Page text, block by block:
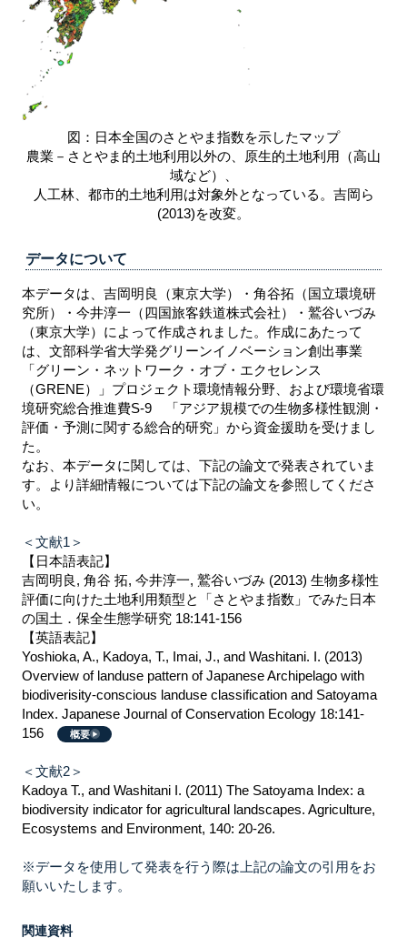
図：日本全国のさとやま指数を示したマップ
農業－さとやま的土地利用以外の、原生的土地利用（高山
域など）、
人工林、都市的土地利用は対象外となっている。吉岡ら
(2013)を改変。
データについて
本データは、吉岡明良（東京大学）・角谷拓（国立環境研
究所）・今井淳一（四国旅客鉄道株式会社）・鷲谷いづみ
（東京大学）によって作成されました。作成にあたって
は、文部科学省大学発グリーンイノベーション創出事業
「グリーン・ネットワーク・オブ・エクセレンス
（GRENE）」プロジェクト環境情報分野、および環境省環
境研究総合推進費S-9 「アジア規模での生物多様性観測・
評価・予測に関する総合的研究」から資金援助を受けまし
た。
なお、本データに関しては、下記の論文で発表されていま
す。より詳細情報については下記の論文を参照してくださ
い。
＜文献1＞
【日本語表記】
吉岡明良, 角谷 拓, 今井淳一, 鷲谷いづみ (2013) 生物多様性
評価に向けた土地利用類型と「さとやま指数」でみた日本
の国土．保全生態学研究 18:141-156
【英語表記】
Yoshioka, A., Kadoya, T., Imai, J., and Washitani. I. (2013)
Overview of landuse pattern of Japanese Archipelago with
biodiverisity-conscious landuse classification and Satoyama
Index. Japanese Journal of Conservation Ecology 18:141-
156
概要
＜文献2＞
Kadoya T., and Washitani I. (2011) The Satoyama Index: a
biodiversity indicator for agricultural landscapes. Agriculture,
Ecosystems and Environment, 140: 20-26.
※データを使用して発表を行う際は上記の論文の引用をお
願いいたします。
関連資料